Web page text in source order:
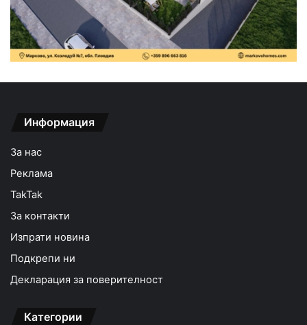
Информация
За нас
Реклама
TakTak
За контакти
Изпрати новина
Подкрепи ни
Декларация за поверителност
Категории